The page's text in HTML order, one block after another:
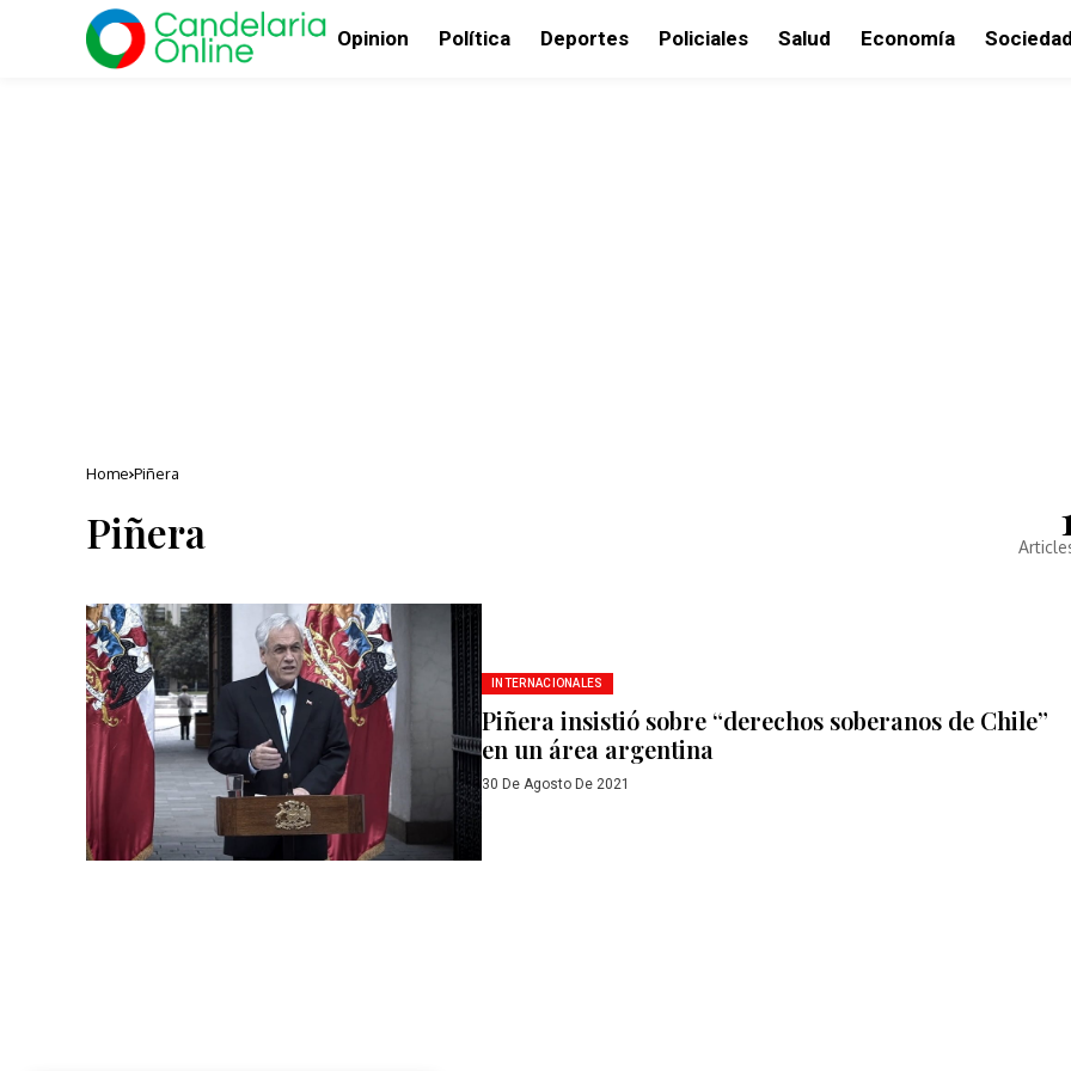
Opinion Política Deportes Policiales Salud Economía
Home Piñera
Piñera
INTERNACIONALES
Piñera insistió sobre “derechos soberanos de Chile”
en un área argentina
30 De Agosto De 2021